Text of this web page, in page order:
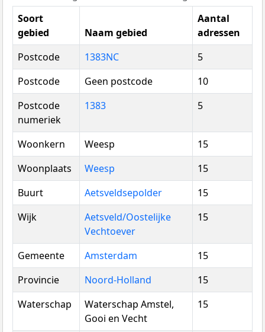
Soort
gebied
Naam gebied
Aantal
adressen
Postcode
1383NC
5
Postcode
Geen postcode
10
Postcode
numeriek
1383 5
Woonkern Weesp
15
Woonplaats
Weesp
15
Buurt
Aetsveldsepolder
15
Wijk
Aetsveld/Oostelijke
Vechtoever
15
Gemeente Amsterdam
15
Provincie
Noord-Holland
15
Waterschap
Waterschap Amstel,
Gooi en Vecht
15